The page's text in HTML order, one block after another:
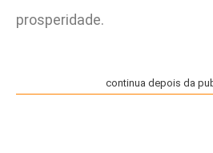
prosperidade.
continua depois da